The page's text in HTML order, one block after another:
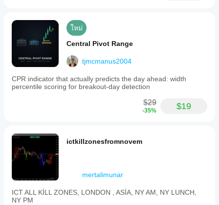
ใหม่
Central Pivot Range
tjmcmanus2004
CPR indicator that actually predicts the day ahead: width
percentile scoring for breakout-day detection
$29
-35% $19
ictkillzonesfromnovem
mertalimunar
ICT ALL KİLL ZONES, LONDON , ASİA, NY AM, NY LUNCH,
NY PM